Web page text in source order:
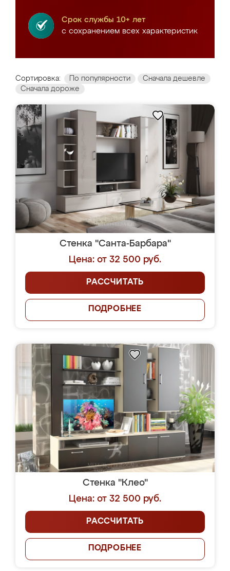
Срок службы 10+ лет
с сохранением всех характеристик
Сортировка: По популярности
Сначала дешевле
Сначала дороже
Стенка "Санта-Барбара"
Цена: от 32 500 руб.
РАССЧИТАТЬ
ПОДРОБНЕЕ
Стенка "Клео"
Цена: от 32 500 руб.
РАССЧИТАТЬ
ПОДРОБНЕЕ